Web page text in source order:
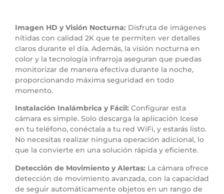
Imagen HD y Visión Nocturna: Disfruta de imágenes
nítidas con calidad 2K que te permiten ver detalles
claros durante el día. Además, la visión nocturna en
color y la tecnología infrarroja aseguran que puedas
monitorizar de manera efectiva durante la noche,
proporcionando máxima seguridad en todo
momento.
Instalación Inalámbrica y Fácil: Configurar esta
cámara es simple. Solo descarga la aplicación Icese
en tu teléfono, conéctala a tu red WiFi, y estarás listo.
No necesitas realizar ninguna operación adicional, lo
que la convierte en una solución rápida y eficiente.
Detección de Movimiento y Alertas: La cámara ofrece
detección de movimiento avanzada, con la capacidad
de seguir automáticamente objetos en un rango de